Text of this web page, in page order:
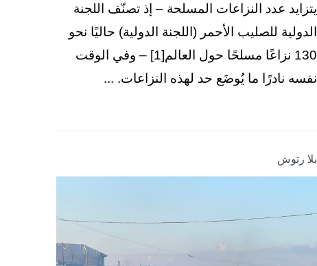
يتزايد عدد النزاعات المسلحة – إذ تصنّف اللجنة
الدولية للصليب الأحمر (اللجنة الدولية) حاليًا نحو
130 نزاعًا مسلحًا حول العالم[1] – وفي الوقت
نفسه نادرًا ما يُوضَع حد لهذه النزاعات. ...
بلا رتوش